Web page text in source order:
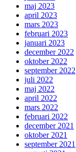
maj 2023
april 2023
mars 2023
februari 2023
januari 2023
december 2022
oktober 2022
september 2022
juli 2022
maj 2022
april 2022
mars 2022
februari 2022
december 2021
oktober 2021
september 2021